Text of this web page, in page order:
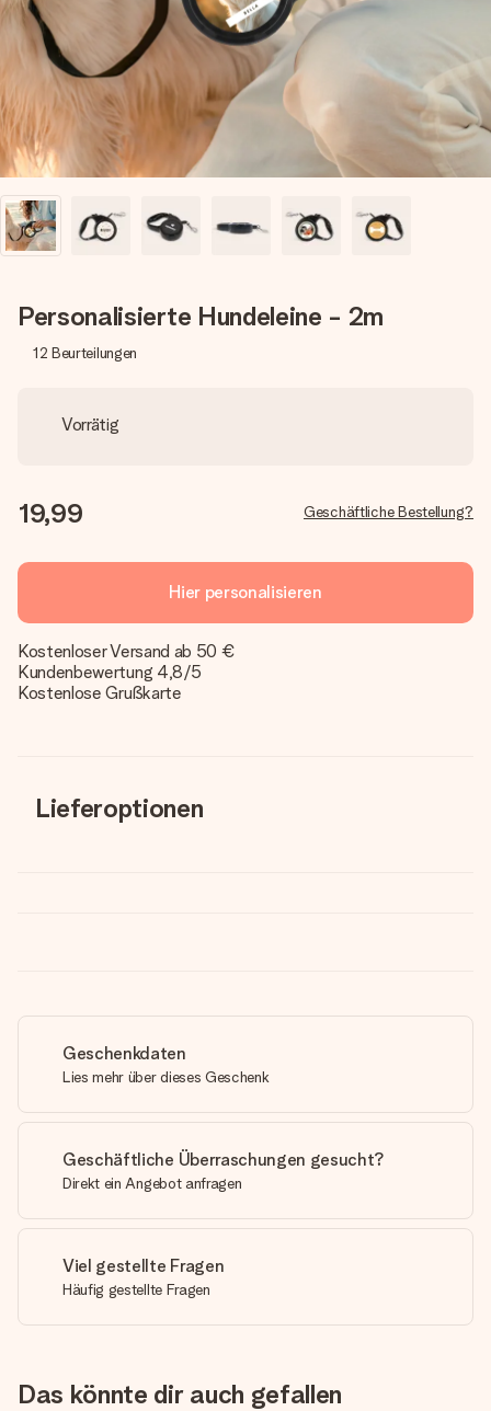
Montag - Freitag : 8:30 - 17:00 Uhr
Samstag - Sonntag : 8:30 - 13:00 Uhr
Personalisierte Hundeleine - 2m
12 Beurteilungen
Vorrätig
19,99 Geschäftliche Bestellung?
Hier personalisieren
Kostenloser Versand ab 50 €
Kundenbewertung 4,8/5
Kostenlose Grußkarte
Lieferoptionen
Geschenkdaten
Lies mehr über dieses Geschenk
Geschäftliche Überraschungen gesucht?
Direkt ein Angebot anfragen
Viel gestellte Fragen
Häufig gestellte Fragen
Das könnte dir auch gefallen